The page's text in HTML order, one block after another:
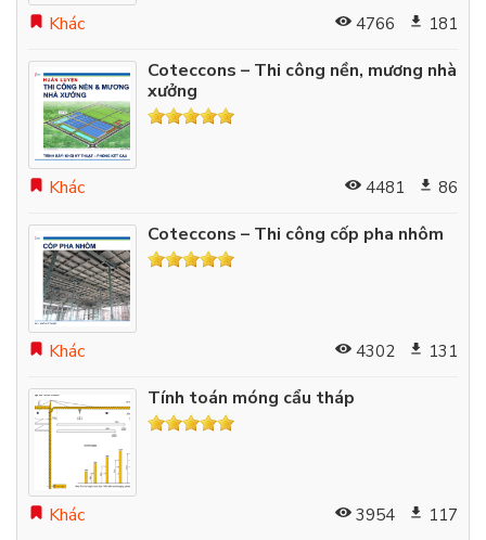
Khác 4766 181
Coteccons – Thi công nền, mương nhà
xưởng
Khác 4481 86
Coteccons – Thi công cốp pha nhôm
Khác 4302 131
Tính toán móng cẩu tháp
Khác 3954 117